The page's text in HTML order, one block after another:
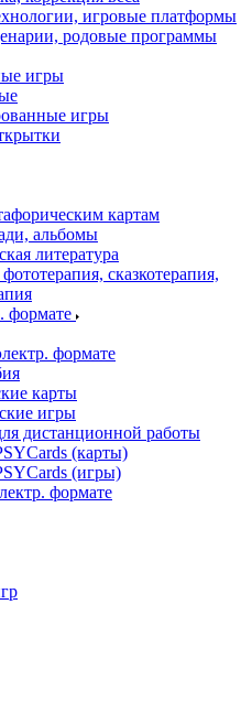
игровые платформы
родовые программы
игры
игры
картам
альбомы
литература
сказкотерапия,
формате
формате
карты
игры
дистанционной работы
(карты)
(игры)
формате